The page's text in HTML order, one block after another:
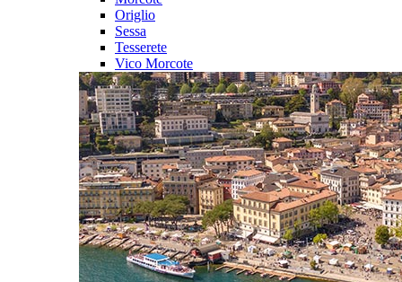
Origlio
Sessa
Tesserete
Vico Morcote